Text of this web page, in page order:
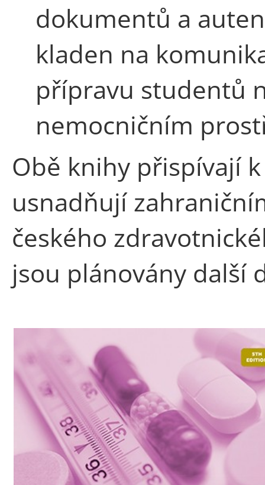
dokumentů a
kladen na
přípravu studentů
nemocničním
Obě knihy přispívají
usnadňují
českého
jsou plánovány další